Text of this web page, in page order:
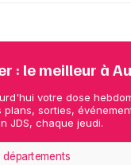
: le meilleur à
votre dose
plans, sorties,
JDS, chaque jeudi.
départements